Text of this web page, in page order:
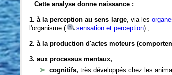
Cette analyse donne naissance :
1. à la perception au sens large, via les
l'organisme (
sensation et perception) ;
2. à la production d'actes moteurs
3. aux processus mentaux,
cognitifs,très développés chez les